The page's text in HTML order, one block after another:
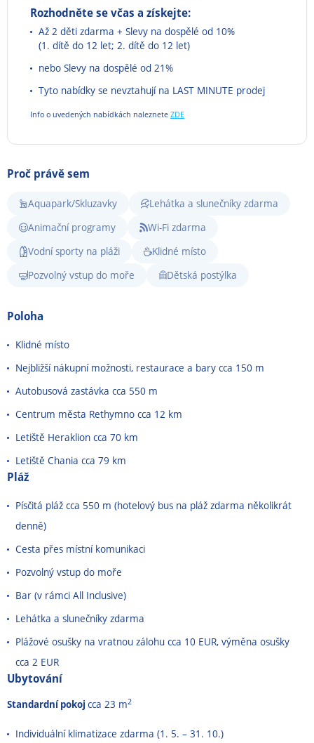
Rozhodněte se včas a získejte:
Až 2 děti zdarma + Slevy na dospělé od 10%
(1. dítě do 12 let; 2. dítě do 12 let)
nebo Slevy na dospělé od 21%
Tyto nabídky se nevztahují na LAST MINUTE prodej
Info o uvedených nabídkách naleznete ZDE
Proč právě sem
Aquapark/Skluzavky
Lehátka a slunečníky zdarma
Animační programy
Wi-Fi zdarma
Vodní sporty na pláži
Klidné místo
Pozvolný vstup do moře
Dětská postýlka
Poloha
Klidné místo
Nejbližší nákupní možnosti, restaurace a bary cca 150 m
Autobusová zastávka cca 550 m
Centrum města Rethymno cca 12 km
Letiště Heraklion cca 70 km
Letiště Chania cca 79 km
Pláž
Písčitá pláž cca 550 m (hotelový bus na pláž zdarma několikrát
denně)
Cesta přes místní komunikaci
Pozvolný vstup do moře
Bar (v rámci All Inclusive)
Lehátka a slunečníky zdarma
Plážové osušky na vratnou zálohu cca 10 EUR, výměna osušky
cca 2 EUR
Ubytování
Standardní pokoj cca 23 m2
Individuální klimatizace zdarma (1. 5. – 31. 10.)